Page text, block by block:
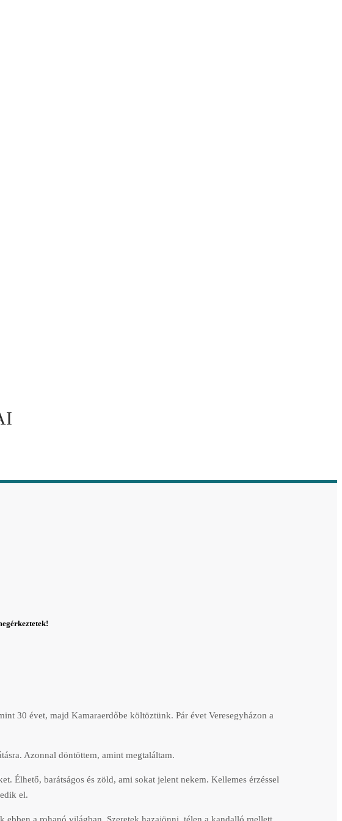
30 évet, majd Kamaraerdőbe költöztünk. Pár évet Veresegyházon a
Azonnal döntöttem, amint megtaláltam.
Élhető, barátságos és zöld, ami sokat jelent nekem. Kellemes érzéssel
el.